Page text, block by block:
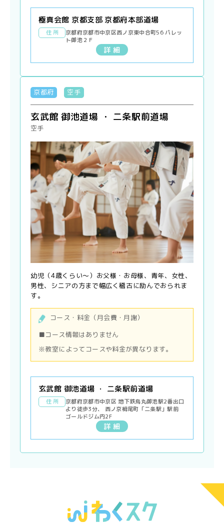
極真会館 京都支部 京都府本部道場
住 所
京都府京都市中京区西ノ京東中合町56 パレッ
ト御池２Ｆ
詳 細
京都府 空手
玄武館 御池道場 ・ 二条駅前道場
空手
幼児（4歳くらい〜）お父様・お母様、青年、女性、
男性、シニアの方まで幅広く稽古に励んでおられま
す。
コース・料金（月会費・月謝）
■コース情報はありません
※教室によってコースや料金が異なります。
玄武館 御池道場 ・ 二条駅前道場
住 所
京都府京都市中京区 地下鉄烏丸御池駅2番出口
より徒歩3分、 西ノ京栂尾町「二条駅」駅前
ゴールドジム内2F
詳 細